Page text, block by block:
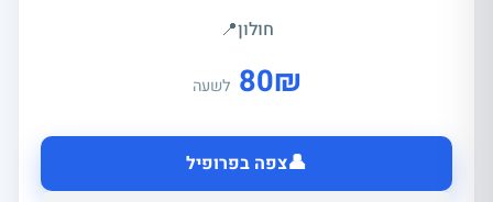
חולון📍
₪
80 לשעה
👤צפה בפרופיל